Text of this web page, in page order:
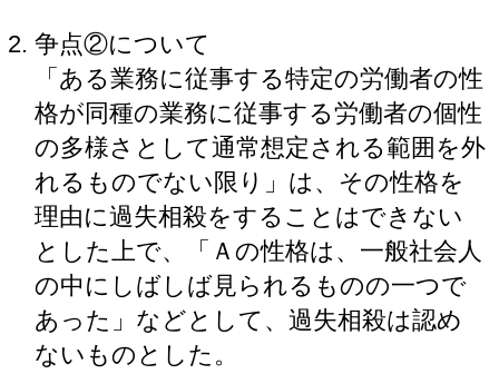
争点②について
「ある業務に従事する特定の労働者の性
格が同種の業務に従事する労働者の個性
の多様さとして通常想定される範囲を外
れるものでない限り」は、その性格を
理由に過失相殺をすることはできない
とした上で、「Ａの性格は、一般社会人
の中にしばしば見られるものの一つで
あった」などとして、過失相殺は認め
ないものとした。